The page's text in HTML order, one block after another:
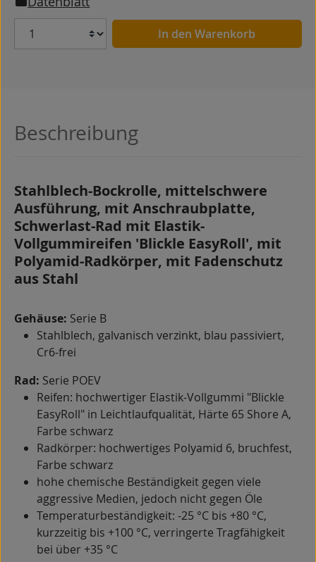
Anzahl In den Warenkorb
Beschreibung
Stahlblech-Bockrolle, mittelschwere
Ausführung, mit Anschraubplatte,
Schwerlast-Rad mit Elastik-
Vollgummireifen 'Blickle EasyRoll', mit
Polyamid-Radkörper, mit Fadenschutz
aus Stahl
Gehäuse: Serie B
Stahlblech, galvanisch verzinkt, blau passiviert,
Cr6-frei
Rad: Serie POEV
Reifen: hochwertiger Elastik-Vollgummi "Blickle
EasyRoll" in Leichtlaufqualität, Härte 65 Shore A,
Farbe schwarz
Radkörper: hochwertiges Polyamid 6, bruchfest,
Farbe schwarz
hohe chemische Beständigkeit gegen viele
aggressive Medien, jedoch nicht gegen Öle
Temperaturbeständigkeit: -25 °C bis +80 °C,
kurzzeitig bis +100 °C, verringerte Tragfähigkeit
bei über +35 °C